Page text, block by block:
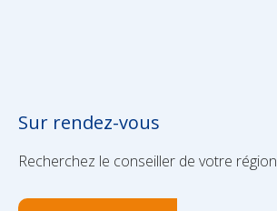
Sur rendez-vous
Recherchez le conseiller de votre région